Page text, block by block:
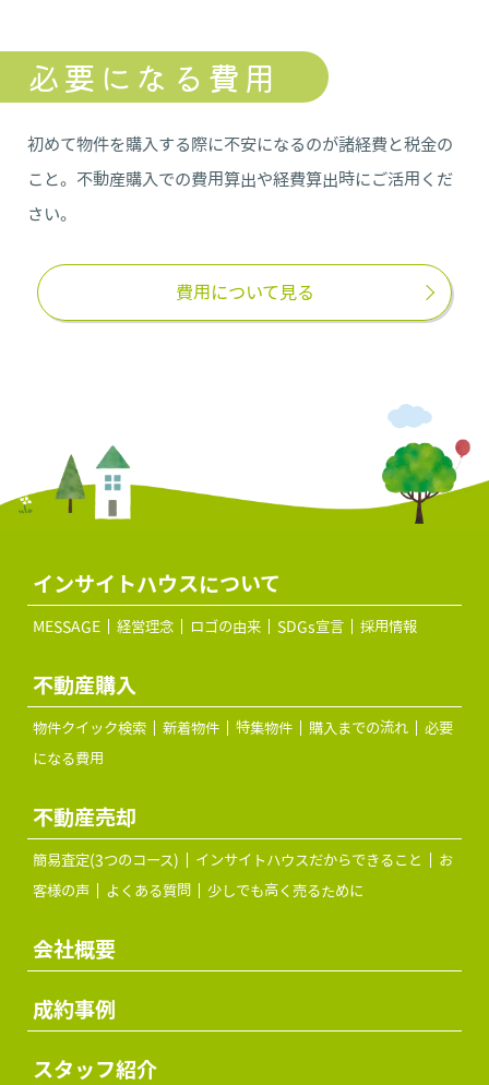
必要になる費用
初めて物件を購入する際に不安になるのが諸経費と税金の
こと。不動産購入での費用算出や経費算出時にご活用くだ
さい。
費用について見る
インサイトハウスについて
MESSAGE 経営理念 ロゴの由来 SDGs宣言 採用情報
不動産購入
物件クイック検索 新着物件 特集物件 購入までの流れ
必要
になる費用
不動産売却
簡易査定(3つのコース) インサイトハウスだからできること
お
客様の声
よくある質問 少しでも高く売るために
会社概要
成約事例
スタッフ紹介